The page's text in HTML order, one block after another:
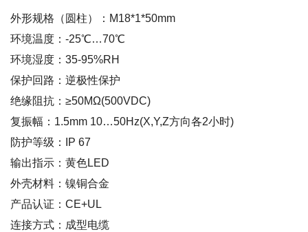
外形规格（圆柱）：M18*1*50mm
环境温度：-25℃…70℃
环境湿度：35-95%RH
保护回路：逆极性保护
绝缘阻抗：≥50MΩ(500VDC)
复振幅：1.5mm 10…50Hz(X,Y,Z方向各2小时)
防护等级：IP 67
输出指示：黄色LED
外壳材料：镍铜合金
产品认证：CE+UL
连接方式：成型电缆